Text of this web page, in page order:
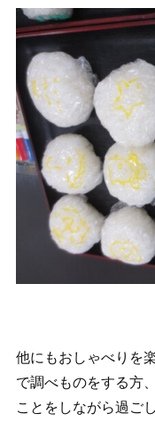
他にもおしゃべりを
で調べものをする方
ことをしながら過ご